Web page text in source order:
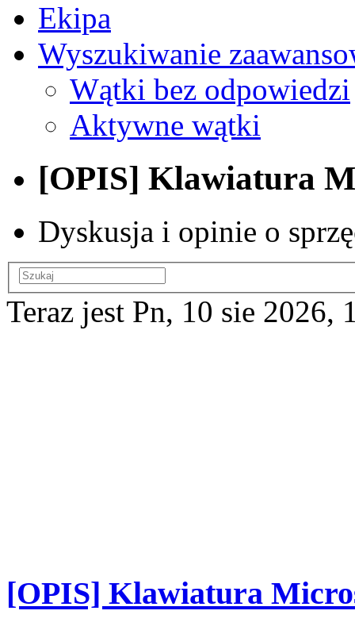
Ekipa
Wyszukiwanie
Wątki bez odpowiedzi
Aktywne wątki
[OPIS] Klawiatura
Dyskusja i opinie o
Teraz jest Pn, 10 sie 2026,
[OPIS] Klawiatura